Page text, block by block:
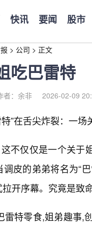
快讯 要闻 股市
> 公司 > 正文
吃巴雷特
者：余非 2026-02-09
”在舌尖炸裂：一
不仅仅是一个关于
皮的弟弟将名为“
开序幕。究竟是致
雷特零食,姐弟趣事,